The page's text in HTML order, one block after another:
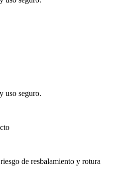
uso seguro.
de resbalamiento y rotura